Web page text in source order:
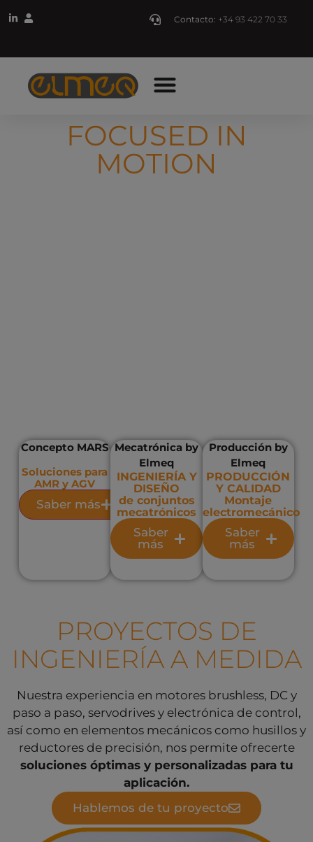
Contacto: +34 93 422 70 33
FOCUSED IN
MOTION
Concepto MARS
Soluciones para
AMR y AGV
Saber más
Mecatrónica by
Elmeq
INGENIERÍA Y
DISEÑO
de conjuntos
mecatrónicos
Saber
más
Producción by
Elmeq
PRODUCCIÓN
Y CALIDAD
Montaje
electromecánico
Saber
más
PROYECTOS DE
INGENIERÍA A MEDIDA
Nuestra experiencia en motores brushless, DC y
paso a paso, servodrives y electrónica de control,
así como en elementos mecánicos como husillos y
reductores de precisión, nos permite ofrecerte
soluciones óptimas y personalizadas para tu
aplicación.
Hablemos de tu proyecto